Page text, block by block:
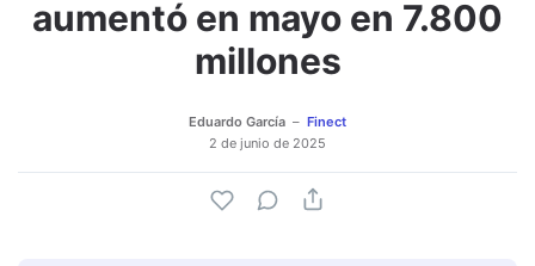
aumentó en mayo en 7.800
millones
Eduardo García
Finect
2 de junio de 2025